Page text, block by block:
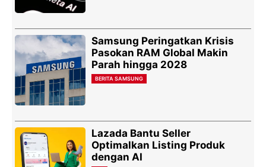
Samsung Peringatkan Krisis
Pasokan RAM Global Makin
Parah hingga 2028
BERITA SAMSUNG
Lazada Bantu Seller
Optimalkan Listing Produk
dengan AI